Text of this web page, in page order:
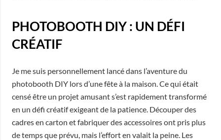
PHOTOBOOTH DIY : UN DÉFI
CRÉATIF
Je me suis personnellement lancé dans l’aventure du
photobooth DIY lors d’une fête à la maison. Ce qui était
censé être un projet amusant s’est rapidement transformé
en un défi créatif exigeant de la patience. Découper des
cadres en carton et fabriquer des accessoires ont pris plus
de temps que prévu, mais l’effort en valait la peine. Les